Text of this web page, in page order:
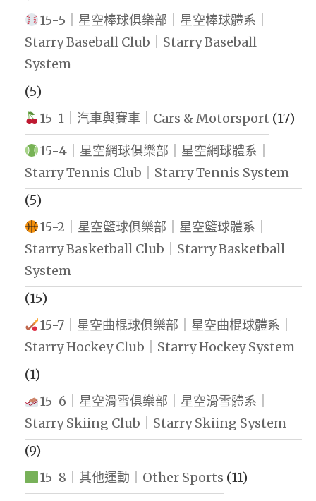
15-5｜星空棒球俱樂部｜星空棒球體系｜
Starry Baseball Club｜Starry Baseball
System
(5)
15-1｜汽車與賽車｜Cars & Motorsport (17)
15-4｜星空網球俱樂部｜星空網球體系｜
Starry Tennis Club｜Starry Tennis System
(5)
15-2｜星空籃球俱樂部｜星空籃球體系｜
Starry Basketball Club｜Starry Basketball
System
(15)
15-7｜星空曲棍球俱樂部｜星空曲棍球體系｜
Starry Hockey Club｜Starry Hockey System
(1)
15-6｜星空滑雪俱樂部｜星空滑雪體系｜
Starry Skiing Club｜Starry Skiing System
(9)
15-8｜其他運動｜Other Sports (11)